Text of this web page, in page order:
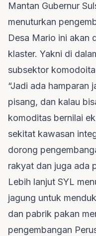
Mantan Gubernur
menuturkan
Desa Mario ini akan
klaster. Yakni di
subsektor
“Jadi ada hamparan
pisang, dan kalau
komoditas bernilai
sekitat kawasan
dorong
rakyat dan juga ada
Lebih lanjut SYL
jagung untuk
dan pabrik pakan
pengembangan